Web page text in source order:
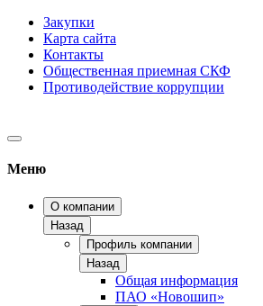
Закупки
Карта сайта
Контакты
Общественная приемная СКФ
Противодействие коррупции
Меню
О компании
Назад
Профиль компании
Назад
Общая информация
ПАО «Новошип»